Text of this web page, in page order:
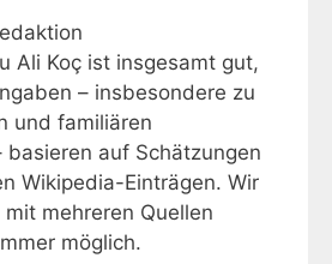
Ali Koç ist insgesamt gut,
– insbesondere zu
und familiären
basieren auf Schätzungen
Wikipedia-Einträgen. Wir
mehreren Quellen
möglich.